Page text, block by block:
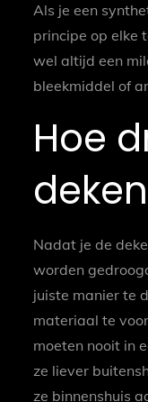
Als je een
principe op elke
wel altijd een
bleekmiddel of
Hoe
Nadat je de
worden
juiste manier te
materiaal te
moeten nooit in
ze liever
ze binnenshuis